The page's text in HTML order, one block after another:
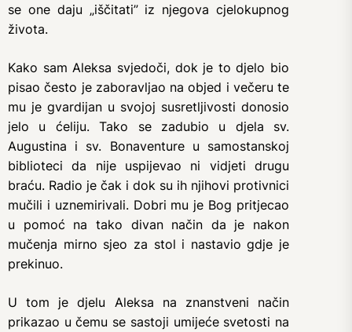
se one daju „iščitati” iz njegova cjelokupnog
života.
Kako sam Aleksa svjedoči, dok je to djelo bio
pisao često je zaboravljao na objed i večeru te
mu je gvardijan u svojoj susretljivosti donosio
jelo u ćeliju. Tako se zadubio u djela sv.
Augustina i sv. Bonaventure u samostanskoj
biblioteci da nije uspijevao ni vidjeti drugu
braću. Radio je čak i dok su ih njihovi protivnici
mučili i uznemirivali. Dobri mu je Bog pritjecao
u pomoć na tako divan način da je nakon
mučenja mirno sjeo za stol i nastavio gdje je
prekinuo.
U tom je djelu Aleksa na znanstveni način
prikazao u čemu se sastoji umijeće svetosti na